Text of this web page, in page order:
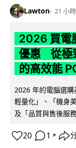
Lawton 21 小時
2026 買電
優惠 從極
的高效能
2026 年的電腦選
輕量化」、「機身
及「品質與售後服
20 1 ↗